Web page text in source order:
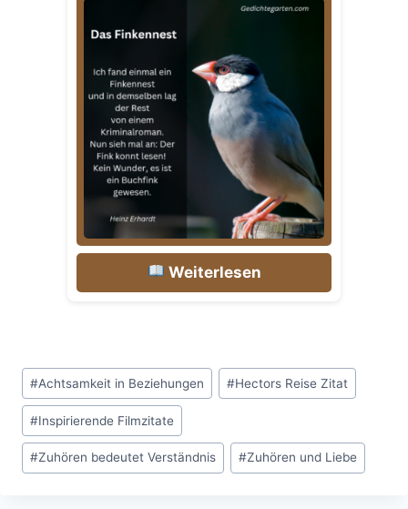
Weiterlesen
Schlagworte:
#Achtsamkeit in Beziehungen #Hectors Reise Zitat
#Inspirierende Filmzitate
#Zuhören bedeutet Verständnis #Zuhören und Liebe